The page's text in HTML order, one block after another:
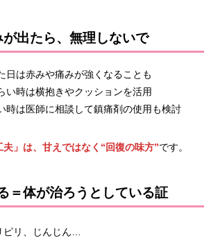
が出たら、無理しないで
日は赤みや痛みが強くなることも
い時は横抱きやクッションを活用
時は医師に相談して鎮痛剤の使用も検討
夫」は、甘えではなく“回復の味方”です。
＝体が治ろうとしている証
ピリ、じんじん…